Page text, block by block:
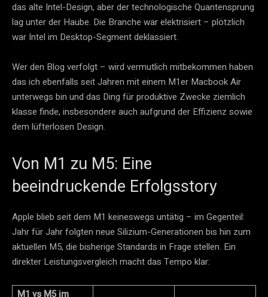
das alte Intel-Design, aber der technologische Quantensprung
lag unter der Haube. Die Branche war elektrisiert – plötzlich
war Intel im Desktop-Segment deklassiert.
Wer den Blog verfolgt – wird vermutlich mitbekommen haben
das ich ebenfalls seit Jahren mit einem M1er Macbook Air
unterwegs bin und das Ding für produktive Zwecke ziemlich
klasse finde, insbesondere auch aufgrund der Effizienz sowie
dem lüfterlosen Design.
Von M1 zu M5: Eine
beeindruckende Erfolgsstory
Apple blieb seit dem M1 keineswegs untätig – im Gegenteil:
Jahr für Jahr folgten neue Silizium-Generationen bis hin zum
aktuellen M5, die bisherige Standards in Frage stellen. Ein
direkter Leistungsvergleich macht das Tempo klar:
M1 vs M5 im